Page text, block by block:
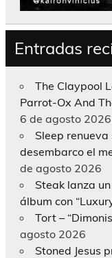
Entradas
The Claypool
Parrot-Ox And
6 de agosto 2026
Sleep
desembarco el
de agosto 2026
Steak lanza
álbum con
Tort –
agosto 2026
Stoned Jesus